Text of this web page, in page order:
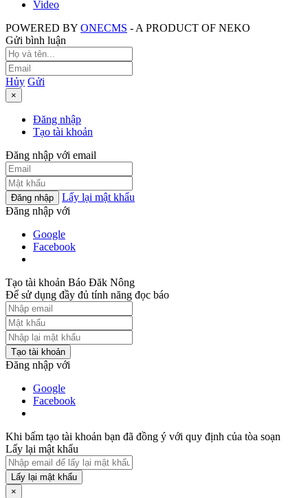
Video
POWERED BY ONECMS - A PRODUCT OF NEKO
Gửi bình luận
Hủy Gửi
×
Đăng nhập
Tạo tài khoản
Đăng nhập với email
Đăng nhập
Lấy lại mật khẩu
Đăng nhập với
Google
Facebook
Tạo tài khoản Báo Đăk Nông
Để sử dụng đầy đủ tính năng đọc báo
Tạo tài khoản
Đăng nhập với
Google
Facebook
Khi bấm tạo tài khoản bạn đã đồng ý với quy định của tòa soạn
Lấy lại mật khẩu
Lấy lại mật khẩu
×